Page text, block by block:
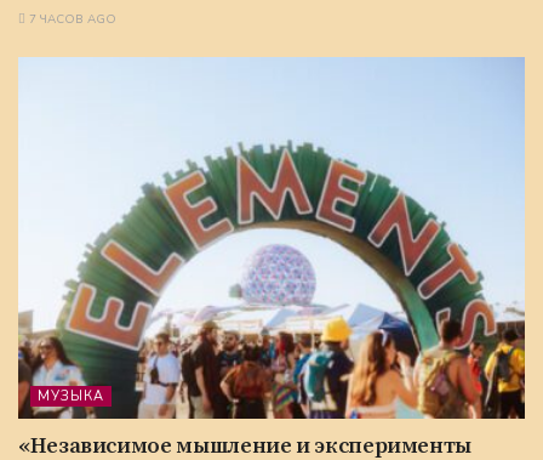
7 ЧАСОВ AGO
МУЗЫКА
«Независимое мышление и эксперименты